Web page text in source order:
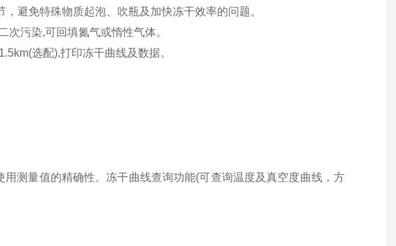
避免特殊物质起泡、吹瓶及加快冻干效率的问题。
次污染,可回填氮气或惰性气体。
选配),打印冻干曲线及数据。
测量值的精确性。冻干曲线查询功能(可查询温度及真空度曲线，方